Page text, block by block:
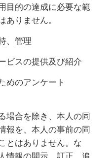
目的の達成に必要な範
りません。
、管理
スの提供及び紹介
のアンケート
場合を除き、本人の同
報を、本人の事前の同
とはありません。な